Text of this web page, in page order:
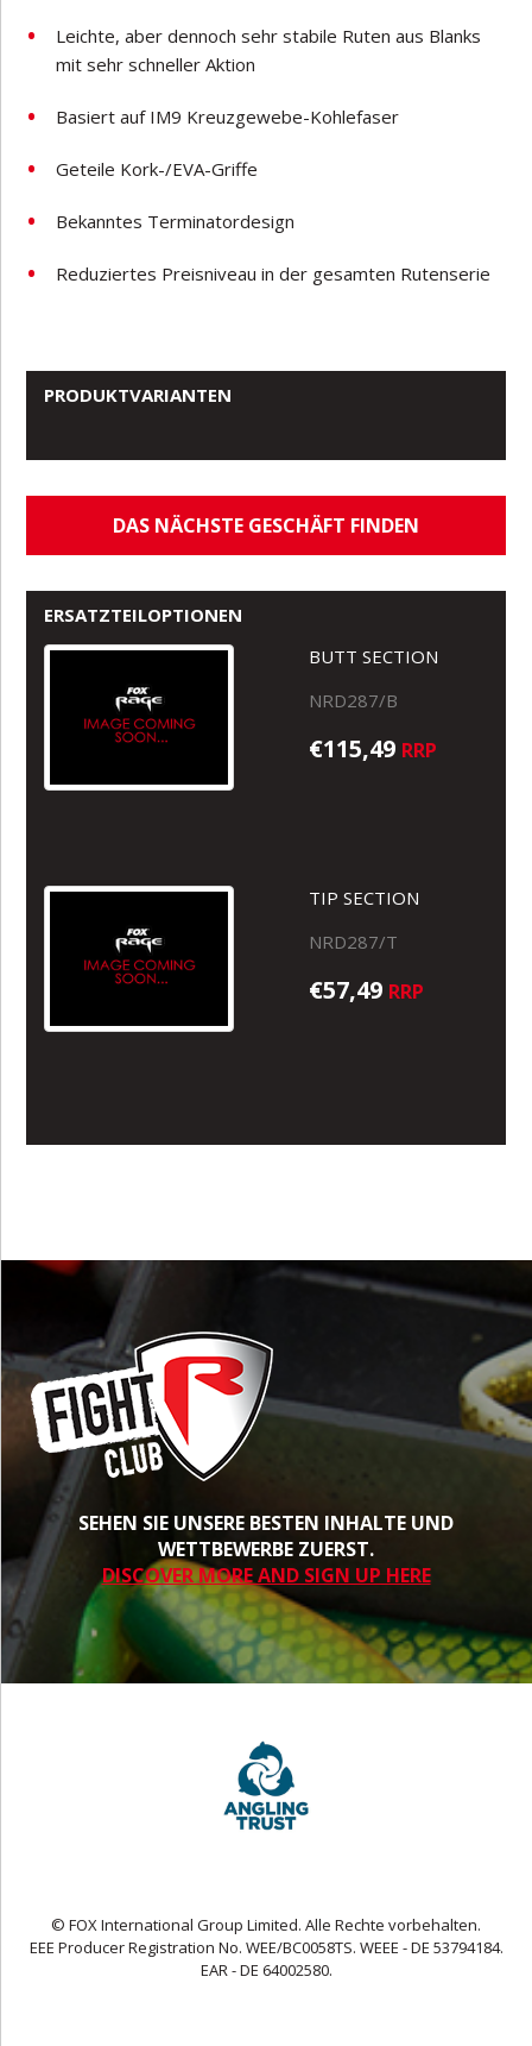
Leichte, aber dennoch sehr stabile Ruten aus Blanks
mit sehr schneller Aktion
Basiert auf IM9 Kreuzgewebe-Kohlefaser
Geteile Kork-/EVA-Griffe
Bekanntes Terminatordesign
Reduziertes Preisniveau in der gesamten Rutenserie
PRODUKTVARIANTEN
DAS NÄCHSTE GESCHÄFT FINDEN
ERSATZTEILOPTIONEN
BUTT SECTION
NRD287/B
€115,49 RRP
TIP SECTION
NRD287/T
€57,49 RRP
SEHEN SIE UNSERE BESTEN INHALTE UND
WETTBEWERBE ZUERST.
DISCOVER MORE AND SIGN UP HERE
© FOX International Group Limited. Alle Rechte vorbehalten.
EEE Producer Registration No. WEE/BC0058TS. WEEE - DE 53794184.
EAR - DE 64002580.